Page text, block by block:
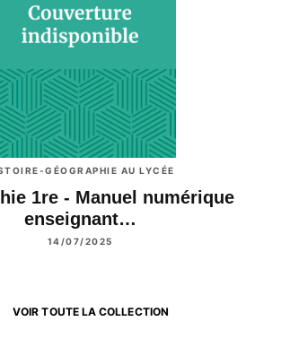
GÉOGRAPHIE AU LYCÉE
1re - Manuel numérique
enseignant…
14/07/2025
VOIR TOUTE LA COLLECTION